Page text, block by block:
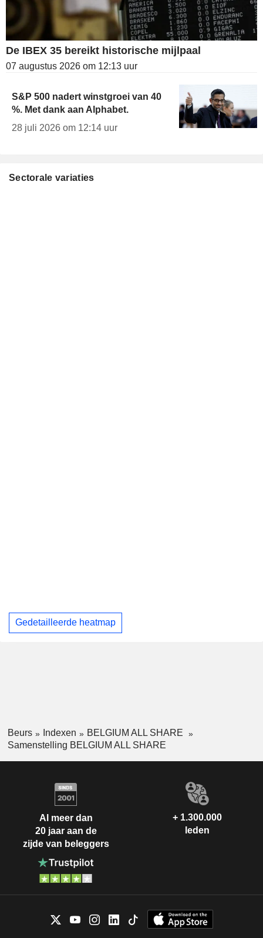
De IBEX 35 bereikt historische mijlpaal
07 augustus 2026 om 12:13 uur
S&P 500 nadert winstgroei van 40
%. Met dank aan Alphabet.
28 juli 2026 om 12:14 uur
Sectorale variaties
Gedetailleerde heatmap
Beurs Indexen
BELGIUM ALL SHARE
Samenstelling BELGIUM ALL SHARE
Al meer dan
20 jaar aan de
zijde van beleggers
+ 1.300.000
leden